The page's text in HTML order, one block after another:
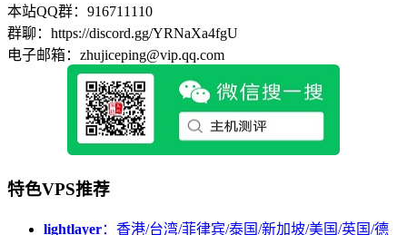
本站QQ群：916711110
群聊：https://discord.gg/YRNaXa4fgU
电子邮箱：zhujiceping@vip.qq.com
特色VPS推荐
lightlayer：香港/台湾/菲律宾/泰国/新加坡/美国/英国/德